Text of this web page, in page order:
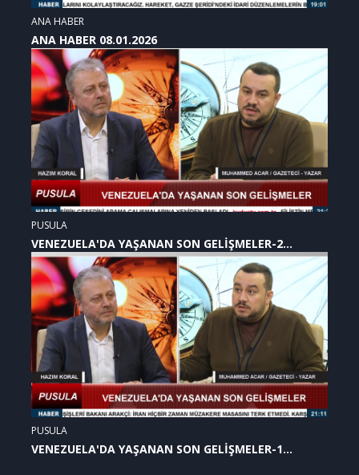
ANA HABER
ANA HABER 08.01.2026
PUSULA
VENEZUELA'DA YAŞANAN SON GELİŞMELER-2
(07.01.2026)
PUSULA
VENEZUELA'DA YAŞANAN SON GELİŞMELER-1